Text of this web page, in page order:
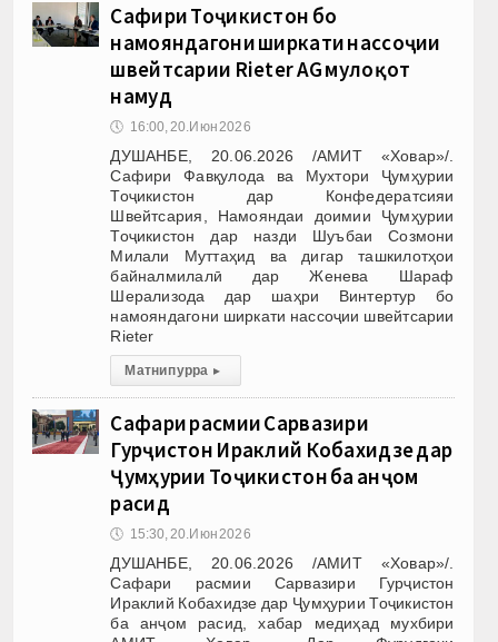
Сафири Тоҷикистон бо
намояндагони ширкати нассоҷии
швейтсарии Rieter AG мулоқот
намуд
🕔 16:00, 20.Июн 2026
ДУШАНБЕ, 20.06.2026 /АМИТ «Ховар»/.
Сафири Фавқулода ва Мухтори Ҷумҳурии
Тоҷикистон дар Конфедератсияи
Швейтсария, Намояндаи доимии Ҷумҳурии
Тоҷикистон дар назди Шуъбаи Созмони
Милали Муттаҳид ва дигар ташкилотҳои
байналмилалӣ дар Женева Шараф
Шерализода дар шаҳри Винтертур бо
намояндагони ширкати нассоҷии швейтсарии
Rieter
Матни пурра ▸
Сафари расмии Сарвазири
Гурҷистон Ираклий Кобахидзе дар
Ҷумҳурии Тоҷикистон ба анҷом
расид
🕔 15:30, 20.Июн 2026
ДУШАНБЕ, 20.06.2026 /АМИТ «Ховар»/.
Сафари расмии Сарвазири Гурҷистон
Ираклий Кобахидзе дар Ҷумҳурии Тоҷикистон
ба анҷом расид, хабар медиҳад мухбири